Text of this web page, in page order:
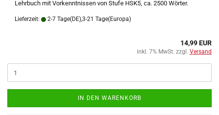
Lehrbuch mit Vorkenntnissen von Stufe HSK5, ca. 2500 Wörter.
Lieferzeit: 2-7 Tage(DE),3-21 Tage(Europa)
14,99 EUR
inkl. 7% MwSt. zzgl. Versand
IN DEN WARENKORB